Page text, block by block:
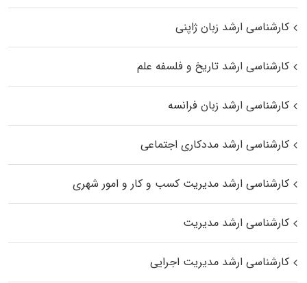
کارشناسی ارشد زبان ژاپنی
کارشناسی ارشد تاریخ و فلسفه علم
کارشناسی ارشد زبان فرانسه
کارشناسی ارشد مددکاری اجتماعی
کارشناسی ارشد مدیریت کسب و کار و امور شهری
کارشناسی ارشد مدیریت
کارشناسی ارشد مدیریت اجرایی